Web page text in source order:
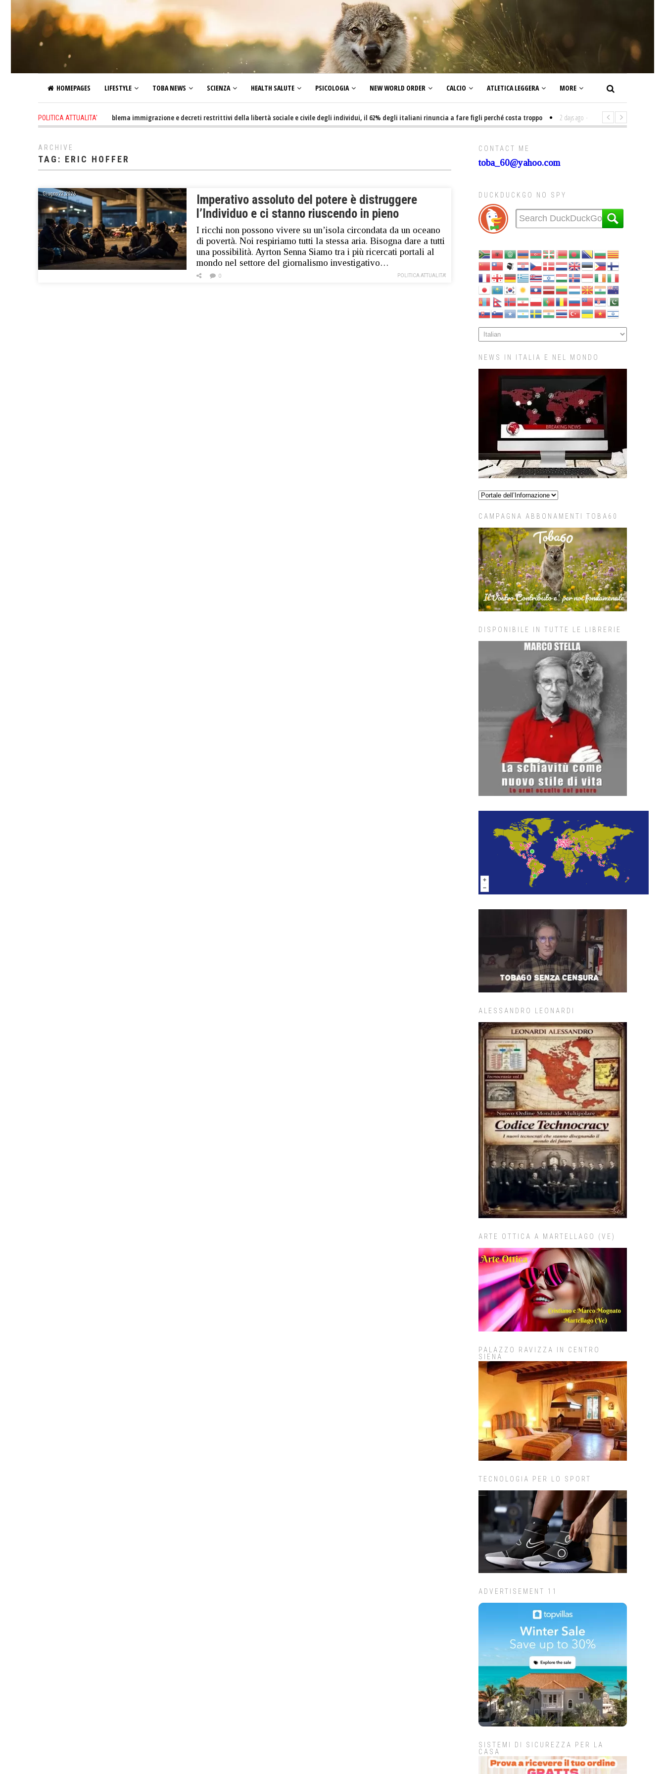
HOMEPAGES LIFESTYLE TOBA NEWS SCIENZA HEALTH SALUTE PSICOLOGIA NEW WORLD ORDER CALCIO ATLETICA LEGGERA MORE
POLITICA ATTUALITA'
1 day ago - Altro che problema immigrazione e decreti restrittivi della libertà sociale e civile degli individui, il 62% degli italiani rinuncia a fare figli perché costa troppo 2 days ago - Non mi interesso di politica
ARCHIVE
TAG: ERIC HOFFER
Giugno 22, 2026
Imperativo assoluto del potere è distruggere
l’Individuo e ci stanno riuscendo in pieno
I ricchi non possono vivere su un’isola circondata da un oceano
di povertà. Noi respiriamo tutti la stessa aria. Bisogna dare a tutti
una possibilità. Ayrton Senna Siamo tra i più ricercati portali al
mondo nel settore del giornalismo investigativo…
POLITICA ATTUALITA'
0
CONTACT ME
toba_60@yahoo.com
DUCKDUCKGO NO SPY
NEWS IN ITALIA E NEL MONDO
CAMPAGNA ABBONAMENTI TOBA60
DISPONIBILE IN TUTTE LE LIBRERIE
ALESSANDRO LEONARDI
ARTE OTTICA A MARTELLAGO (VE)
PALAZZO RAVIZZA IN CENTRO
SIENA
TECNOLOGIA PER LO SPORT
ADVERTISEMENT 11
SISTEMI DI SICUREZZA PER LA
CASA